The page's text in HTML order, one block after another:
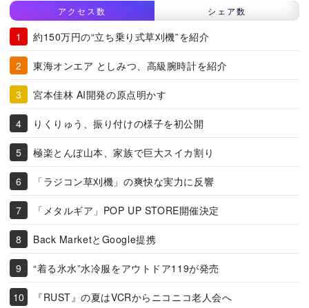
アクセス数 シェア数
約150万円の“立ち乗り式草刈機”を紹介
東海オンエア としみつ、高級腕時計を紹介
宮本佳林 AI開発の原点明かす
りくりゅう、振り付けの様子を初公開
極楽とんぼ山本、家族で巨大スイカ割り
「ラジコン草刈機」の爽快な実力に反響
「メタルギア」POP UP STORE開催決定
Back MarketとGoogle提携
“着る氷水”水冷服をアウトドア119が発売
『RUST』の夏はVCRからニコニコ老人会へ